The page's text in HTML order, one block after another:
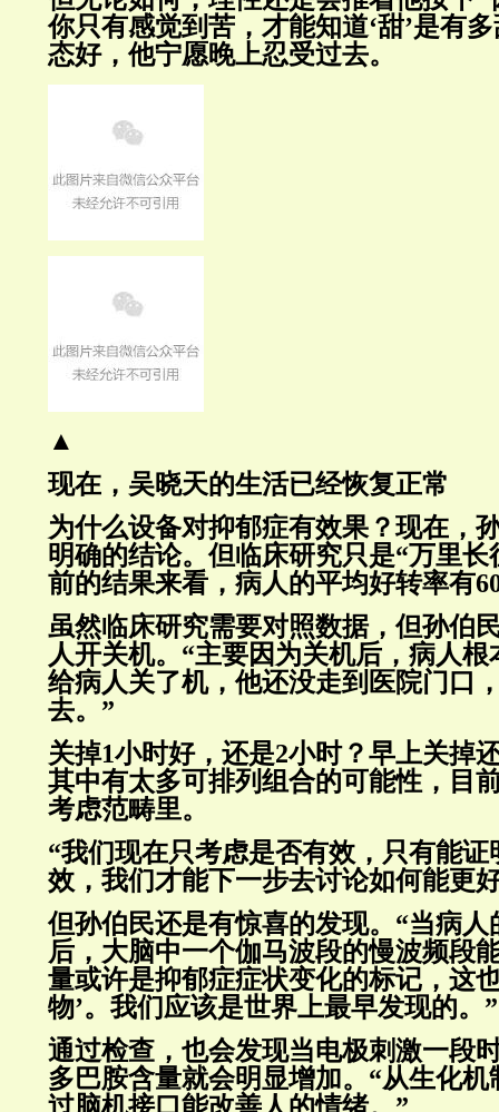
你只有感觉到苦，才能知道‘甜’是有
态好，他宁愿晚上忍受过去。
▲
现在，吴晓天的生活已经恢复正常
为什么设备对抑郁症有效果？现在，
明确的结论。但临床研究只是“万里长
前的结果来看，病人的平均好转率有
虽然临床研究需要对照数据，但孙伯
人开关机。“主要因为关机后，病人
给病人关了机，他还没走到医院门口
去。”
关掉1小时好，还是2小时？早上关掉
其中有太多可排列组合的可能性，目
考虑范畴里。
“我们现在只考虑是否有效，只有能
效，我们才能下一步去讨论如何能更
但孙伯民还是有惊喜的发现。“当病人
后，大脑中一个伽马波段的慢波频段
量或许是抑郁症症状变化的标记，这
物’。我们应该是世界上最早发现的。”
通过检查，也会发现当电极刺激一段
多巴胺含量就会明显增加。“从生化